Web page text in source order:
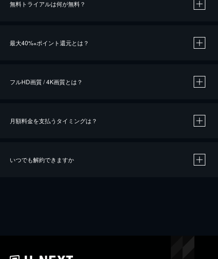
無料トライアルは何が無料？
最大40%※ポイント還元とは？
※40％ポイント還元の対象は、クレジットカード決済による作品の購入 / レンタルです。
iOSアプリのUコイン決済による作品の購入 / レンタルは、20％のポイント還元です。
フルHD画質 / 4K画質とは？
月額料金を支払うタイミングは？
いつでも解約できますか